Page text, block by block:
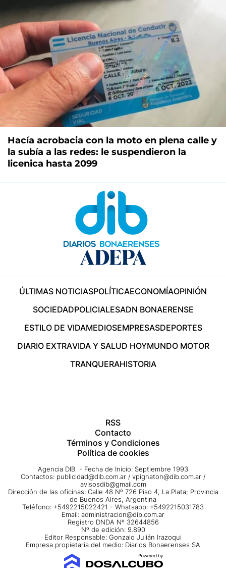
Hacía acrobacia con la moto en plena calle y
la subía a las redes: le suspendieron la
licenica hasta 2099
ÚLTIMAS NOTICIASPOLÍTICAECONOMÍAOPINIÓN
SOCIEDADPOLICIALESADN BONAERENSE
ESTILO DE VIDAMEDIOSEMPRESASDEPORTES
DIARIO EXTRAVIDA Y SALUD HOYMUNDO MOTOR
TRANQUERAHISTORIA
RSS
Contacto
Términos y Condiciones
Política de cookies
Agencia DIB - Fecha de Inicio: Septiembre 1993
Contactos: publicidad@dib.com.ar / vpignaton@dib.com.ar /
avisosdib@gmail.com
Dirección de las oficinas: Calle 48 Nº 726 Piso 4, La Plata; Provincia
de Buenos Aires, Argentina
Teléfono: +5492215022421 - Whatsapp: +5492215031783
Email: administracion@dib.com.ar
Registro DNDA Nº 32644856
Nº de edición: 9.890
Editor Responsable: Gonzalo Julián Irazoqui
Empresa propietaria del medio: Diarios Bonaerenses SA